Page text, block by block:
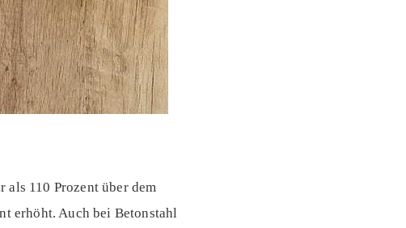
110 Prozent über dem
erhöht. Auch bei Betonstahl